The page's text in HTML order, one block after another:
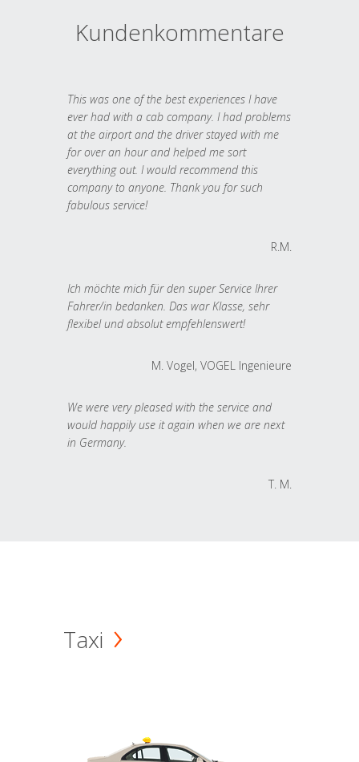
Kundenkommentare
This was one of the best experiences I have
ever had with a cab company. I had problems
at the airport and the driver stayed with me
for over an hour and helped me sort
everything out. I would recommend this
company to anyone. Thank you for such
fabulous service!
R.M.
Ich möchte mich für den super Service Ihrer
Fahrer/in bedanken. Das war Klasse, sehr
flexibel und absolut empfehlenswert!
M. Vogel, VOGEL Ingenieure
We were very pleased with the service and
would happily use it again when we are next
in Germany.
T. M.
Taxi